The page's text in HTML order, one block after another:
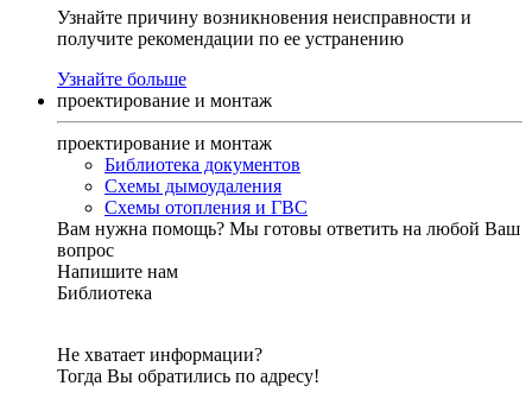
Узнайте причину возникновения неисправности и
получите рекомендации по ее устранению
Узнайте больше
проектирование и монтаж
проектирование и монтаж
Библиотека документов
Схемы дымоудаления
Схемы отопления и ГВС
Вам нужна помощь? Мы готовы ответить на любой Ваш
вопрос
Напишите нам
Библиотека
Не хватает информации?
Тогда Вы обратились по адресу!